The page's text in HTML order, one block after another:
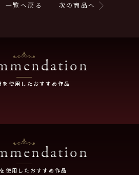
一覧へ戻る 次の商品へ
を使用したおすすめ作品
使用したおすすめ作品